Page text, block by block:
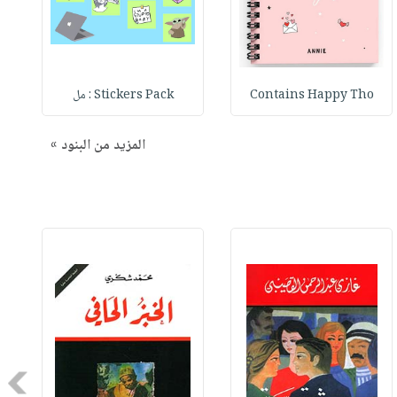
Contains Happy Tho Stickers Pack : مل
المزيد من البنود »